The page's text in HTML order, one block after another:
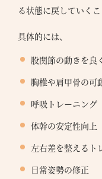
る状態に戻していく
具体的には、
股関節の動きを良
胸椎や肩甲骨の可
呼吸トレーニング
体幹の安定性向上
左右差を整えるト
日常姿勢の修正